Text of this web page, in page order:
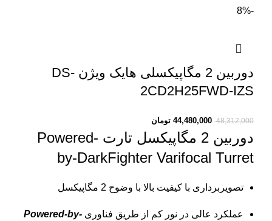
-8%
دوربین 2 مگاپیکسلی هایک ویژن DS-
2CD2H25FWD-IZS
48,312,000
44,480,000 تومان
دوربین 2 مگاپیکسل تارت
Powered-
by-DarkFighter Varifocal Turret
تصویربرداری با کیفیت بالا با وضوح 2 مگاپیکسل
عملکرد عالی در نور کم از طریق فناوری Powered-by-